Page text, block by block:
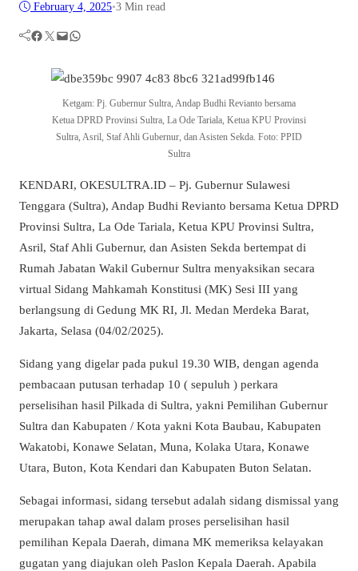
February 4, 2025•3 Min read
Facebook Twitter Mail WhatsApp
Ketgam: Pj. Gubernur Sultra, Andap Budhi Revianto bersama
Ketua DPRD Provinsi Sultra, La Ode Tariala, Ketua KPU Provinsi
Sultra, Asril, Staf Ahli Gubernur, dan Asisten Sekda. Foto: PPID
Sultra
KENDARI, OKESULTRA.ID – Pj. Gubernur Sulawesi
Tenggara (Sultra), Andap Budhi Revianto bersama Ketua DPRD
Provinsi Sultra, La Ode Tariala, Ketua KPU Provinsi Sultra,
Asril, Staf Ahli Gubernur, dan Asisten Sekda bertempat di
Rumah Jabatan Wakil Gubernur Sultra menyaksikan secara
virtual Sidang Mahkamah Konstitusi (MK) Sesi III yang
berlangsung di Gedung MK RI, Jl. Medan Merdeka Barat,
Jakarta, Selasa (04/02/2025).
Sidang yang digelar pada pukul 19.30 WIB, dengan agenda
pembacaan putusan terhadap 10 ( sepuluh ) perkara
perselisihan hasil Pilkada di Sultra, yakni Pemilihan Gubernur
Sultra dan Kabupaten / Kota yakni Kota Baubau, Kabupaten
Wakatobi, Konawe Selatan, Muna, Kolaka Utara, Konawe
Utara, Buton, Kota Kendari dan Kabupaten Buton Selatan.
Sebagai informasi, sidang tersebut adalah sidang dismissal yang
merupakan tahap awal dalam proses perselisihan hasil
pemilihan Kepala Daerah, dimana MK memeriksa kelayakan
gugatan yang diajukan oleh Paslon Kepala Daerah. Apabila